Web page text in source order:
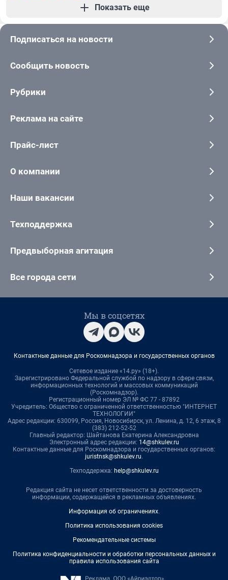
Показать еще
Подписаться на новости
Сообщить новость
Рубрики
Реклама на сайте
Прайс-лист
О компании
Наши вакансии
Техподдержка
Предвыборная агитация
Все города сети
Мы в соцсетях
Контактные данные для Роскомнадзора и государственных органов
Сетевое издание «14.ру» (18+).
Зарегистрировано Федеральной службой по надзору в сфере связи,
информационных технологий и массовых коммуникаций
(Роскомнадзор).
Регистрационный номер ЭЛ № ФС 77 - 87892
Учредитель: Общество с ограниченной ответственностью "ИНТЕРНЕТ
ТЕХНОЛОГИИ"
Адрес редакции: 630099, Россия, Новосибирск, ул. Ленина, д. 12, 6 этаж, 8
(383) 212-52-52
Главный редактор: Шайтанова Екатерина Александровна
Электронный адрес редакции: 14@shkulev.ru
Контактные данные для Роскомнадзора и государственных органов:
juristnsk@shkulev.ru.
Техподдержка: help@shkulev.ru
Редакция сайта не несет ответственности за достоверность
информации, содержащейся в рекламных объявлениях.
Информация об ограничениях.
Политика использования cookies
Рекомендательные системы
Политика конфиденциальности и обработки персональных данных и
правила использования сайта